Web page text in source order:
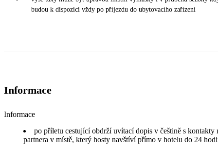
budou k dispozici vždy po příjezdu do ubytovacího zařízení
Informace
Informace
po příletu cestující obdrží uvítací dopis v češtině s kontakty
partnera v místě, který hosty navštíví přímo v hotelu do 24